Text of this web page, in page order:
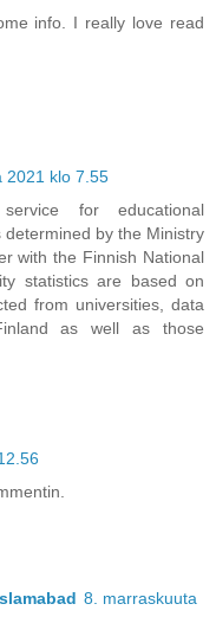
info. I really love read
2021 klo 7.55
service for educational
by the Ministry
with the Finnish National
statistics are based on
from universities, data
as well as those
8. marraskuuta